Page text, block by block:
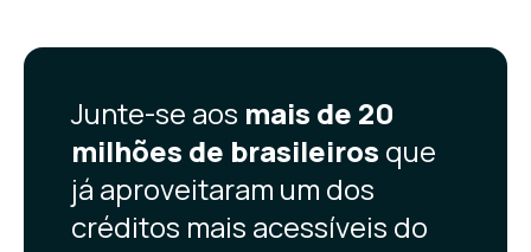
Junte-se aos mais de 20
milhões de brasileiros que
já aproveitaram um dos
créditos mais acessíveis do